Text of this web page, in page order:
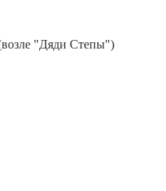
"Дяди Степы")